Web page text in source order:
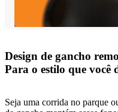
Design de gancho
Para o estilo que você
Seja uma corrida no parque